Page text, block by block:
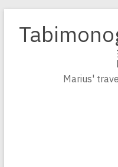
Inhalt
springen
Marius'